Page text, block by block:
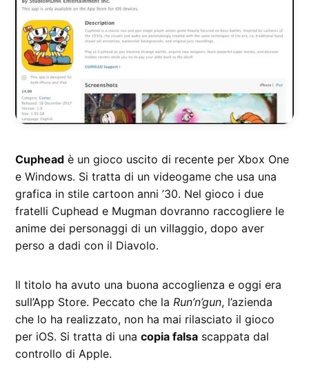
Cuphead è un gioco uscito di recente per Xbox One
e Windows. Si tratta di un videogame che usa una
grafica in stile cartoon anni ’30. Nel gioco i due
fratelli Cuphead e Mugman dovranno raccogliere le
anime dei personaggi di un villaggio, dopo aver
perso a dadi con il Diavolo.
Il titolo ha avuto una buona accoglienza e oggi era
sull’App Store. Peccato che la Run’n’gun, l’azienda
che lo ha realizzato, non ha mai rilasciato il gioco
per iOS. Si tratta di unacopia falsa scappata dal
controllo di Apple.